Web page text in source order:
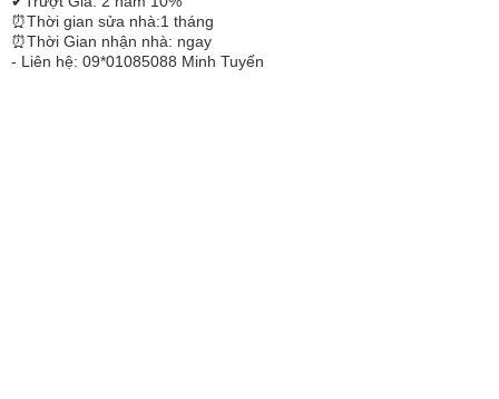
⏰Thời gian sửa nhà:1 tháng
⏰Thời Gian nhận nhà: ngay
- Liên hệ: 09*01085088 Minh Tuyến